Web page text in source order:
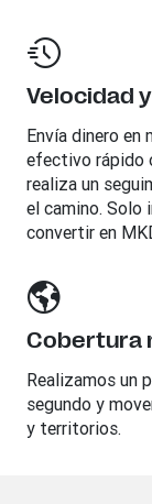
Velocidad
Envía dinero en
efectivo rápido
realiza un
el camino. Solo
convertir en
Cobertura
Realizamos un
segundo y
y territorios.